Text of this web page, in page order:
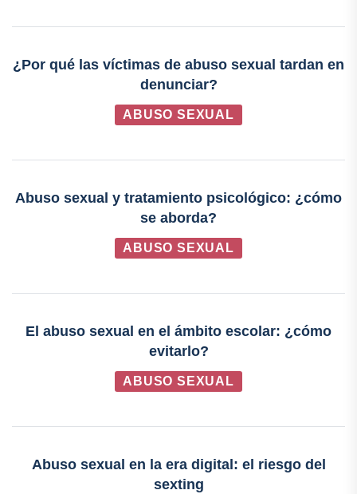
¿Por qué las víctimas de abuso sexual tardan en
denunciar?
ABUSO SEXUAL
Abuso sexual y tratamiento psicológico: ¿cómo
se aborda?
ABUSO SEXUAL
El abuso sexual en el ámbito escolar: ¿cómo
evitarlo?
ABUSO SEXUAL
Abuso sexual en la era digital: el riesgo del
sexting